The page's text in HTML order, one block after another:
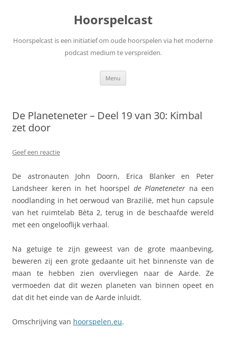
Hoorspelcast
Hoorspelcast is een initiatief om oude hoorspelen via het moderne
podcast medium te verspreiden.
Menu
De Planeteneter – Deel 19 van 30: Kimbal
zet door
Geef een reactie
De astronauten John Doorn, Erica Blanker en Peter
Landsheer keren in het hoorspel de Planeteneter na een
noodlanding in het oerwoud van Brazilië, met hun capsule
van het ruimtelab Bèta 2, terug in de beschaafde wereld
met een ongelooflijk verhaal.
Na getuige te zijn geweest van de grote maanbeving,
beweren zij een grote gedaante uit het binnenste van de
maan te hebben zien overvliegen naar de Aarde. Ze
vermoeden dat dit wezen planeten van binnen opeet en
dat dit het einde van de Aarde inluidt.
Omschrijving van hoorspelen.eu.